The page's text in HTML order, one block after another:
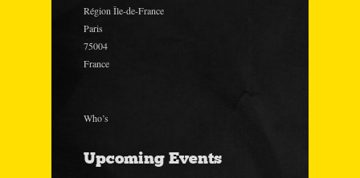
Région Île-de-France
Paris
75004
France
Who’s
Upcoming Events